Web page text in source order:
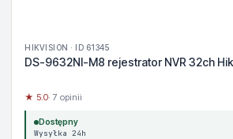
HIKVISION · ID 61345
DS-9632NI-M8 rejestrator NVR 32ch
★ 5.0· 7 opinii
Dostępny
Wysyłka 24h